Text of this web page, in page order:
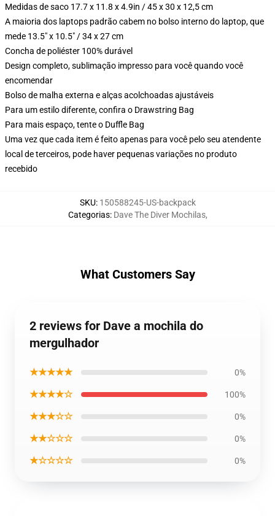
Medidas de saco 17.7 x 11.8 x 4.9in / 45 x 30 x 12,5 cm
A maioria dos laptops padrão cabem no bolso interno do laptop, que
mede 13.5" x 10.5" / 34 x 27 cm
Concha de poliéster 100% durável
Design completo, sublimação impresso para você quando você
encomendar
Bolso de malha externa e alças acolchoadas ajustáveis
Para um estilo diferente, confira o Drawstring Bag
Para mais espaço, tente o Duffle Bag
Uma vez que cada item é feito apenas para você pelo seu atendente
local de terceiros, pode haver pequenas variações no produto
recebido
SKU: 150588245-US-backpack
Categorias: Dave The Diver Mochilas,
What Customers Say
2 reviews for Dave a mochila do
mergulhador
★★★★★ 0%
★★★★☆ 100%
★★★☆☆ 0%
★★☆☆☆ 0%
★☆☆☆☆ 0%